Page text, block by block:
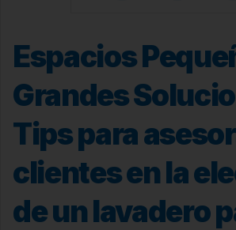
Espacios
Grandes
Tips para
clientes en la
de un lavadero